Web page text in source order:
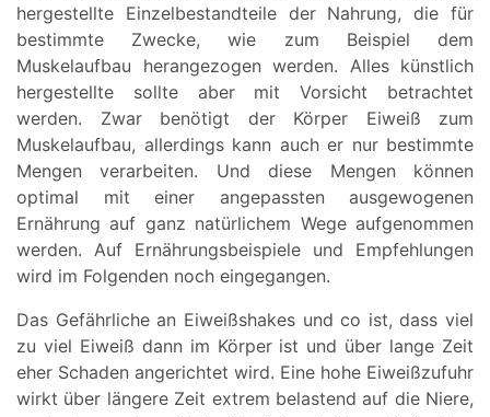
hergestellte Einzelbestandteile der Nahrung, die für
bestimmte Zwecke, wie zum Beispiel dem
Muskelaufbau herangezogen werden. Alles künstlich
hergestellte sollte aber mit Vorsicht betrachtet
werden. Zwar benötigt der Körper Eiweiß zum
Muskelaufbau, allerdings kann auch er nur bestimmte
Mengen verarbeiten. Und diese Mengen können
optimal mit einer angepassten ausgewogenen
Ernährung auf ganz natürlichem Wege aufgenommen
werden. Auf Ernährungsbeispiele und Empfehlungen
wird im Folgenden noch eingegangen.
Das Gefährliche an Eiweißshakes und co ist, dass viel
zu viel Eiweiß dann im Körper ist und über lange Zeit
eher Schaden angerichtet wird. Eine hohe Eiweißzufuhr
wirkt über längere Zeit extrem belastend auf die Niere,